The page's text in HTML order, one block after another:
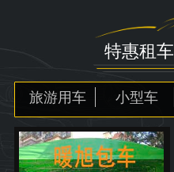
特惠租车
旅游用车 小型车